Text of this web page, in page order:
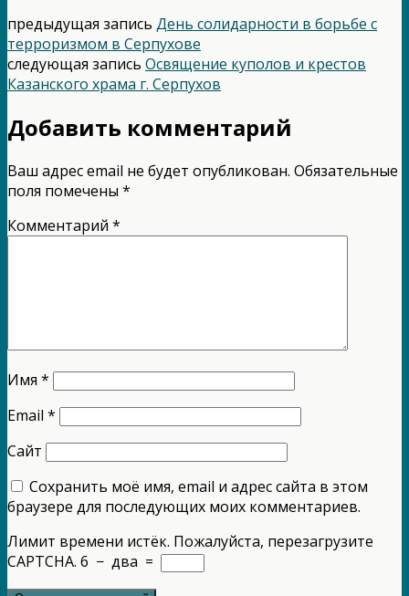
предыдущая запись День солидарности в борьбе с
терроризмом в Серпухове
следующая запись Освящение куполов и крестов
Казанского храма г. Серпухов
Добавить комментарий
Ваш адрес email не будет опубликован. Обязательные
поля помечены *
Комментарий *
Имя *
Email *
Сайт
Сохранить моё имя, email и адрес сайта в этом
браузере для последующих моих комментариев.
Лимит времени истёк. Пожалуйста, перезагрузите
CAPTCHA. 6 − два =